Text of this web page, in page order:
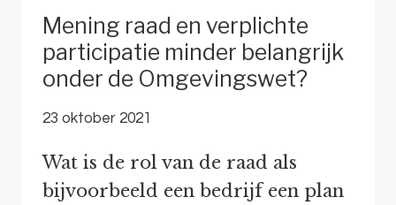
Mening raad en verplichte
participatie minder belangrijk
onder de Omgevingswet?
23 oktober 2021
Wat is de rol van de raad als
bijvoorbeeld een bedrijf een plan